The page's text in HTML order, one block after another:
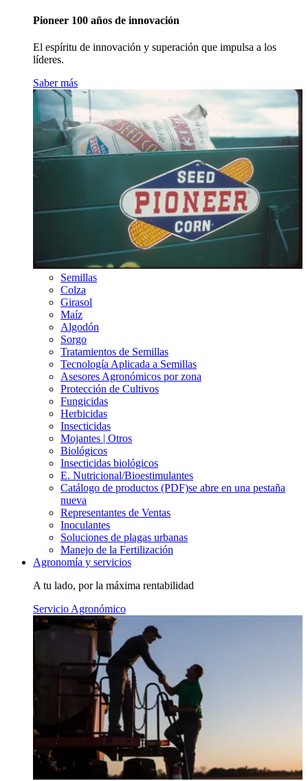
Pioneer 100 años de innovación
El espíritu de innovación y superación que impulsa a los
líderes.
Saber más
Semillas
Colza
Girasol
Maíz
Algodón
Sorgo
Tratamientos de Semillas
Tecnología Aplicada a Semillas
Asesores Agronómicos por zona
Protección de Cultivos
Fungicidas
Herbicidas
Insecticidas
Mojantes | Otros
Biológicos
Insecticidas biológicos
E. Nutricional/Bioestimulantes
Catálogo de productos (PDF)se abre en una pestaña
nueva
Representantes de Ventas
Inoculantes
Soluciones de plagas urbanas
Manejo de la Fertilización
Agronomía y servicios
A tu lado, por la máxima rentabilidad
Servicio Agronómico